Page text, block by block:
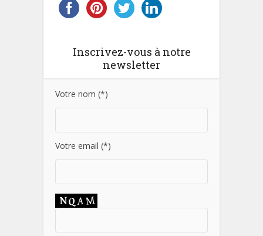
Inscrivez-vous à notre
newsletter
Votre nom (*)
Votre email (*)